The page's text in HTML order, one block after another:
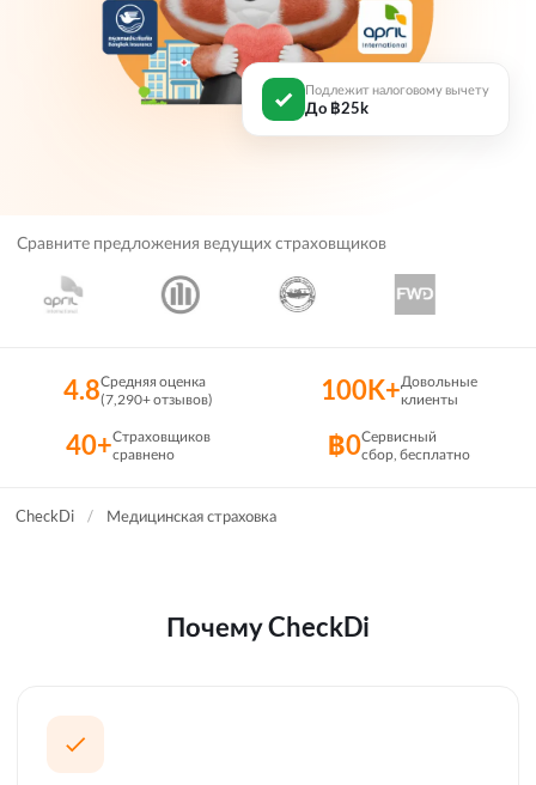
Подлежит налоговому вычету
До ฿25k
Сравните предложения ведущих страховщиков
4.8Средняя оценка
(7,290+ отзывов)
100K+Довольные
клиенты
40+Страховщиков
сравнено
฿0Сервисный
сбор, бесплатно
CheckDi / Медицинская страховка
Почему CheckDi